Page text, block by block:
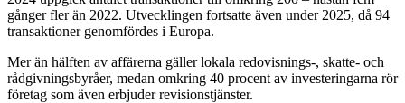
gånger fler än 2022. Utvecklingen fortsatte även under 2025, då 94
transaktioner genomfördes i Europa.
Mer än hälften av affärerna gäller lokala redovisnings-, skatte- och
rådgivningsbyråer, medan omkring 40 procent av investeringarna rör
företag som även erbjuder revisionstjänster.